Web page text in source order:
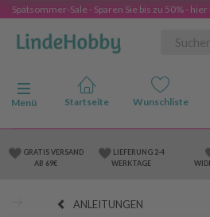
Spätsommer-Sale - Sparen Sie bis zu 50% -
Anzeige ändern
Menü
GRATIS VERSAND
AB 69€
LIEFERUNG 2-4
WERKTAGE
ANLEITUNGEN